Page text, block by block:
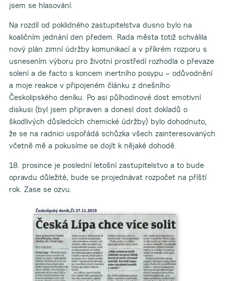
jsem se hlasování.
Na rozdíl od poklidného zastupitelstva dusno bylo na
koaličním jednání den předem. Rada města totiž schválila
nový plán zimní údržby komunikací a v příkrém rozporu s
usnesením výboru pro životní prostředí rozhodla o převaze
solení a de facto s koncem inertního posypu – odůvodnění
a moje reakce v připojeném článku z dnešního
Českolipského deníku. Po asi půlhodinové dost emotivní
diskusi (byl jsem připraven a donesl dost dokladů o
škodlivých důsledcích chemické údržby) bylo dohodnuto,
že se na radnici uspořádá schůzka všech zainteresovaných
včetně mě a pokusíme se dojít k nějaké dohodě.
18. prosince je poslední letošní zastupitelstvo a to bude
opravdu důležité, bude se projednávat rozpočet na příští
rok. Zase se ozvu.